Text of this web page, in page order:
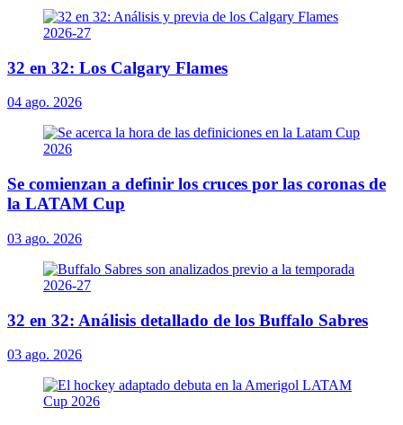
32 en 32: Los Calgary Flames
04 ago. 2026
Se comienzan a definir los cruces por las coronas de
la LATAM Cup
03 ago. 2026
32 en 32: Análisis detallado de los Buffalo Sabres
03 ago. 2026